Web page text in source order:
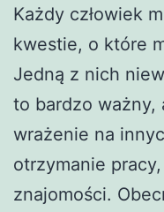
Każdy człowiek
kwestie, o które
Jedną z nich
to bardzo ważny,
wrażenie na
otrzymanie
znajomości.